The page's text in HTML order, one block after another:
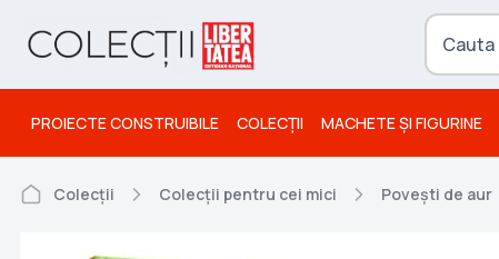
PROIECTE CONSTRUIBILE COLECȚII MACHETE ȘI FIGURINE
Colecții Colecții pentru cei mici Povești de aur